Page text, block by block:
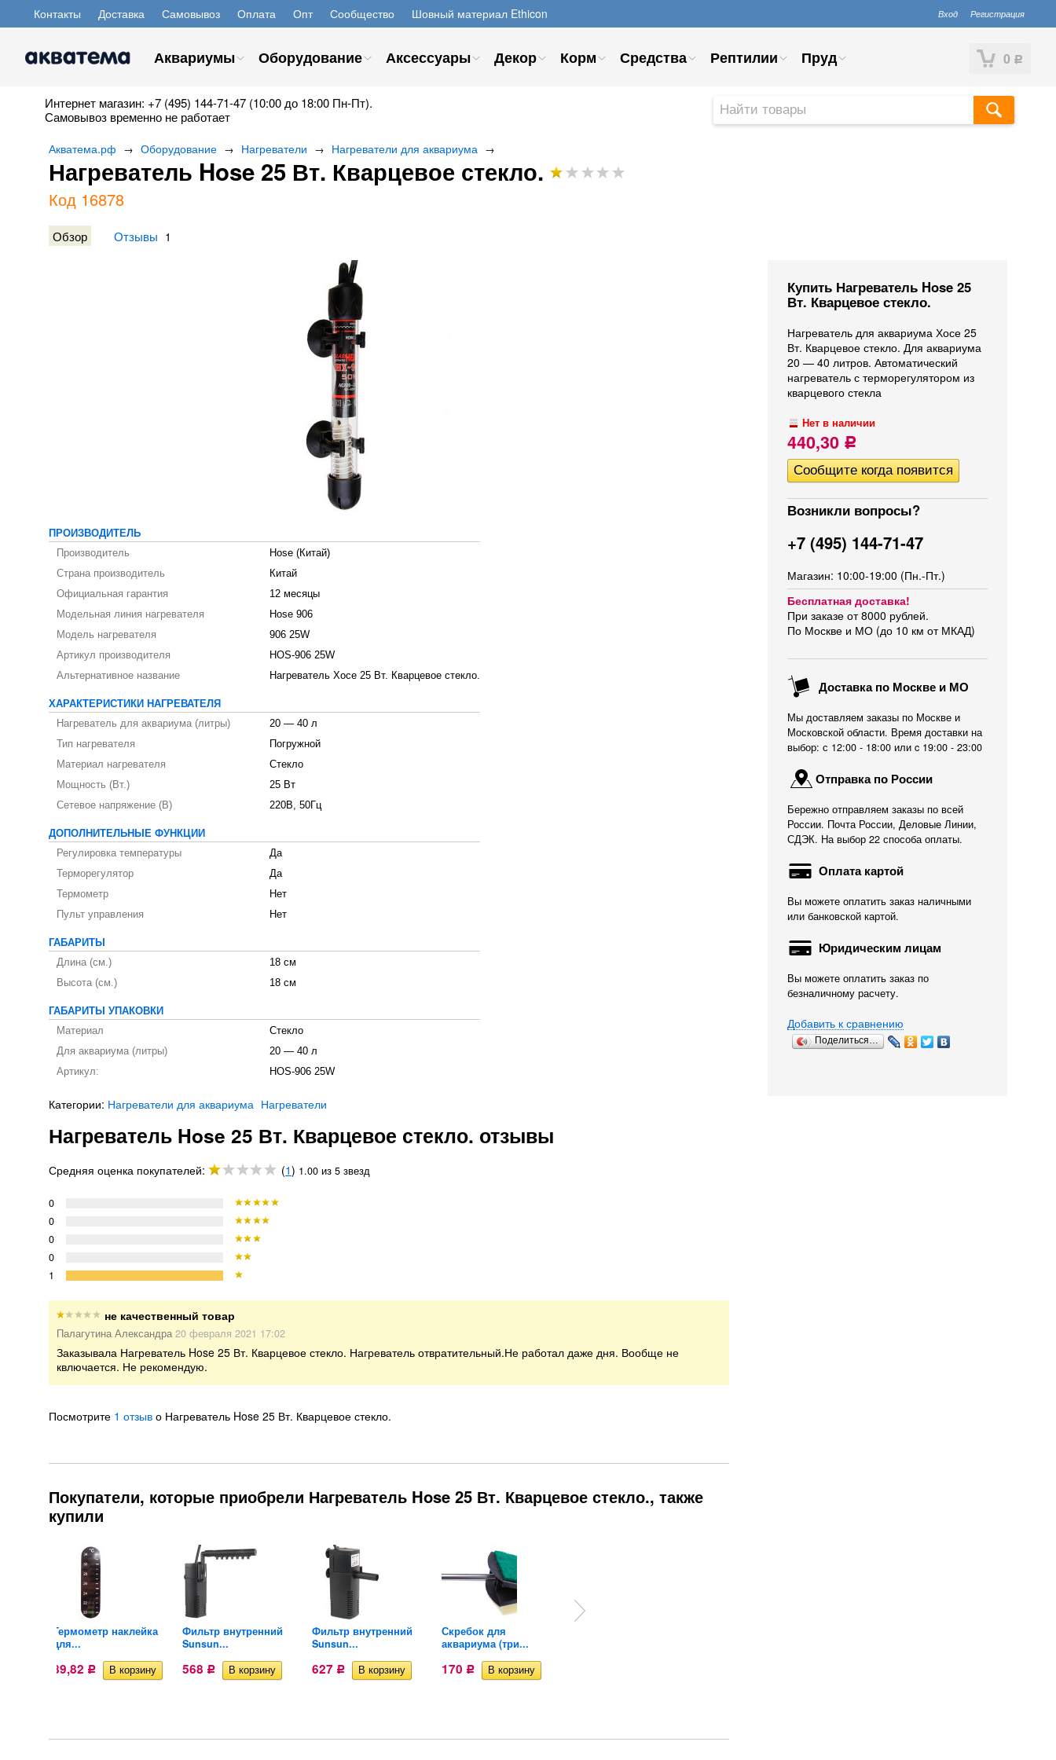
Контакты Доставка Самовывоз Оплата Опт Сообщество Шовный материал Ethicon Вход Регистрация
0 Р
Аквариумы Оборудование Аксессуары Декор Корм Средства Рептилии Пруд
Интернет магазин: +7 (495) 144-71-47 (10:00 до 18:00 Пн-Пт).
Самовывоз временно не работает
Акватема.рф → Оборудование → Нагреватели → Нагреватели для аквариума →
Нагреватель Hose 25 Вт. Кварцевое стекло.
Код 16878
Обзор Отзывы 1
Купить Нагреватель Hose 25
Вт. Кварцевое стекло.
Нагреватель для аквариума Хосе 25
Вт. Кварцевое стекло. Для аквариума
20 — 40 литров. Автоматический
нагреватель с терморегулятором из
кварцевого стекла
Нет в наличии
440,30 Р
Возникли вопросы?
+7 (495) 144-71-47
Магазин: 10:00-19:00 (Пн.-Пт.)
Бесплатная доставка!
При заказе от 8000 рублей.
По Москве и МО (до 10 км от МКАД)
Доставка по Москве и МО
Мы доставляем заказы по Москве и
Московской области. Время доставки на
выбор: с 12:00 - 18:00 или c 19:00 - 23:00
Отправка по России
Бережно отправляем заказы по всей
России. Почта России, Деловые Линии,
СДЭК. На выбор 22 способа оплаты.
Оплата картой
Вы можете оплатить заказ наличными
или банковской картой.
Юридическим лицам
Вы можете оплатить заказ по
безналичному расчету.
Добавить к сравнению
Поделиться…
ПРОИЗВОДИТЕЛЬ
Производитель
Hose (Китай)
Страна производитель
Китай
Официальная гарантия
12 месяцы
Модельная линия нагревателя
Hose 906
Модель нагревателя
906 25W
Артикул производителя
HOS-906 25W
Альтернативное название
Нагреватель Хосе 25 Вт. Кварцевое стекло.
ХАРАКТЕРИСТИКИ НАГРЕВАТЕЛЯ
Нагреватель для аквариума (литры)
20 — 40 л
Тип нагревателя
Погружной
Материал нагревателя
Стекло
Мощность (Вт.)
25 Вт
Сетевое напряжение (В)
220В, 50Гц
ДОПОЛНИТЕЛЬНЫЕ ФУНКЦИИ
Регулировка температуры
Да
Терморегулятор
Да
Термометр
Нет
Пульт управления
Нет
ГАБАРИТЫ
Длина (см.)
18 см
Высота (см.)
18 см
ГАБАРИТЫ УПАКОВКИ
Материал
Стекло
Для аквариума (литры)
20 — 40 л
Артикул:
HOS-906 25W
Категории: Нагреватели для аквариума Нагреватели
Нагреватель Hose 25 Вт. Кварцевое стекло. отзывы
Средняя оценка покупателей: (1) 1.00 из 5 звезд
0
0
0
0
1
не качественный товар
Палагутина Александра 20 февраля 2021 17:02
Заказывала Нагреватель Hose 25 Вт. Кварцевое стекло. Нагреватель отвратительный.Не работал даже дня. Вообще не
квлючается. Не рекомендую.
Посмотрите 1 отзыв о Нагреватель Hose 25 Вт. Кварцевое стекло.
Покупатели, которые приобрели Нагреватель Hose 25 Вт. Кварцевое стекло., также
купили
Термометр наклейка
для...
89,82 Р
Фильтр внутренний
Sunsun...
568 Р
Фильтр внутренний
Sunsun...
627 Р
Скребок для
аквариума (три...
170 Р